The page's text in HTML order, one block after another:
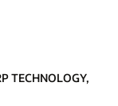
TECHNOLOGY,